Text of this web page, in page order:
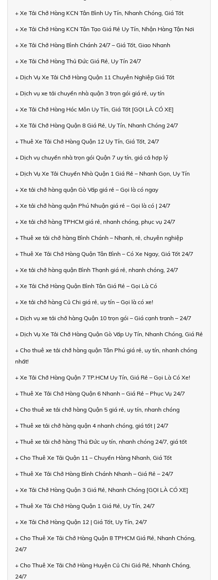
+ Xe Tải Chở Hàng KCN Tân Bình Uy Tín, Nhanh Chóng, Giá Tốt
+ Xe Tải Chở Hàng KCN Tân Tạo Giá Rẻ Uy Tín, Nhận Hàng Tận Nơi
+ Xe Tải Chở Hàng Bình Chánh 24/7 – Giá Tốt, Giao Nhanh
+ Xe Tải Chở Hàng Thủ Đức Giá Rẻ, Uy Tín 24/7
+ Dịch Vụ Xe Tải Chở Hàng Quận 11 Chuyên Nghiệp Giá Tốt
+ Dịch vụ xe tải chuyển nhà quận 3 trọn gói giá rẻ, uy tín
+ Xe Tải Chở Hàng Hóc Môn Uy Tín, Giá Tốt [GỌI LÀ CÓ XE]
+ Xe Tải Chở Hàng Quận 8 Giá Rẻ, Uy Tín, Nhanh Chóng 24/7
+ Thuê Xe Tải Chở Hàng Quận 12 Uy Tín, Giá Tốt, 24/7
+ Dịch vụ chuyển nhà trọn gói Quận 7 uy tín, giá cả hợp lý
+ Dịch Vụ Xe Tải Chuyển Nhà Quận 1 Giá Rẻ – Nhanh Gọn, Uy Tín
+ Xe tải chở hàng quận Gò Vấp giá rẻ – Gọi là có ngay
+ Xe tải chở hàng quận Phú Nhuận giá rẻ – Gọi là có | 24/7
+ Xe tải chở hàng TPHCM giá rẻ, nhanh chóng, phục vụ 24/7
+ Thuê xe tải chở hàng Bình Chánh – Nhanh, rẻ, chuyên nghiệp
+ Thuê Xe Tải Chở Hàng Quận Tân Bình – Có Xe Ngay, Giá Tốt 24/7
+ Xe tải chở hàng quận Bình Thạnh giá rẻ, nhanh chóng, 24/7
+ Xe Tải Chở Hàng Quận Bình Tân Giá Rẻ – Gọi Là Có
+ Xe tải chở hàng Củ Chi giá rẻ, uy tín – Gọi là có xe!
+ Dịch vụ xe tải chở hàng Quận 10 trọn gói – Giá cạnh tranh – 24/7
+ Dịch Vụ Xe Tải Chở Hàng Quận Gò Vấp Uy Tín, Nhanh Chóng, Giá Rẻ
+ Cho thuê xe tải chở hàng quận Tân Phú giá rẻ, uy tín, nhanh chóng
nhất!
+ Xe Tải Chở Hàng Quận 7 TP.HCM Uy Tín, Giá Rẻ – Gọi Là Có Xe!
+ Thuê Xe Tải Chở Hàng Quận 6 Nhanh – Giá Rẻ – Phục Vụ 24/7
+ Cho thuê xe tải chở hàng Quận 5 giá rẻ, uy tín, nhanh chóng
+ Thuê xe tải chở hàng quận 4 nhanh chóng, giá tốt | 24/7
+ Thuê xe tải chở hàng Thủ Đức uy tín, nhanh chóng 24/7, giá tốt
+ Cho Thuê Xe Tải Quận 11 – Chuyển Hàng Nhanh, Giá Tốt
+ Thuê Xe Tải Chở Hàng Bình Chánh Nhanh – Giá Rẻ – 24/7
+ Xe Tải Chở Hàng Quận 3 Giá Rẻ, Nhanh Chóng [GỌI LÀ CÓ XE]
+ Thuê Xe Tải Chở Hàng Quận 1 Giá Rẻ, Uy Tín, 24/7
+ Xe Tải Chở Hàng Quận 12 | Giá Tốt, Uy Tín, 24/7
+ Cho Thuê Xe Tải Chở Hàng Quận 8 TPHCM Giá Rẻ, Nhanh Chóng,
24/7
+ Cho Thuê Xe Tải Chở Hàng Huyện Củ Chi Giá Rẻ, Nhanh Chóng,
24/7